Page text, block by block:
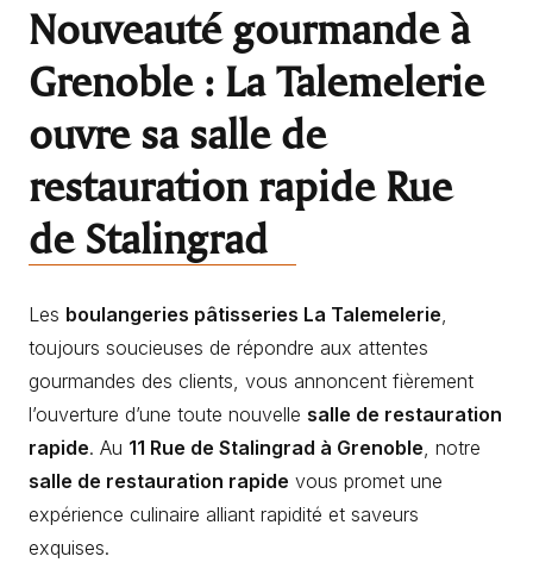
Nouveauté gourmande à
Grenoble : La Talemelerie
ouvre sa salle de
restauration rapide Rue
de Stalingrad
Les boulangeries pâtisseries La Talemelerie
toujours soucieuses de répondre aux attentes
gourmandes des clients, vous annoncent fièrement
l’ouverture d’une toute nouvelle salle de restauration
rapide. Au 11 Rue de Stalingrad à Grenoble , notre
salle de restauration rapide vous promet une
expérience culinaire alliant rapidité et saveurs
exquises.